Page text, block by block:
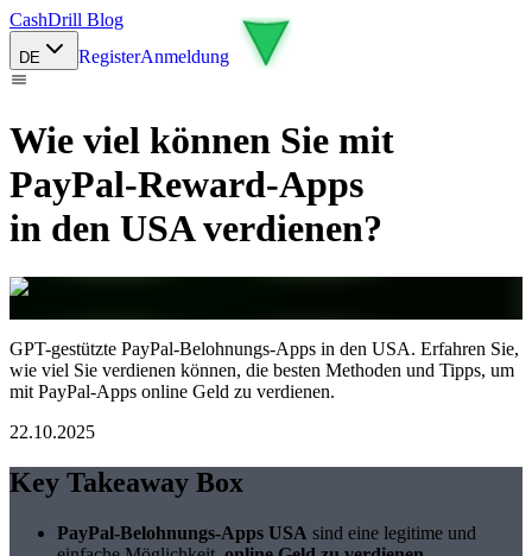
CashDrill Blog
DE RegisterAnmeldung
Wie viel können Sie mit
PayPal-Reward-Apps
in den USA verdienen?
GPT-gestützte PayPal-Belohnungs-Apps in den USA. Erfahren Sie,
wie viel Sie verdienen können, die besten Methoden und Tipps, um
mit PayPal-Apps online Geld zu verdienen.
22.10.2025
Key Takeaway Box
PayPal-Belohnungs-Apps USA sind eine legitime und